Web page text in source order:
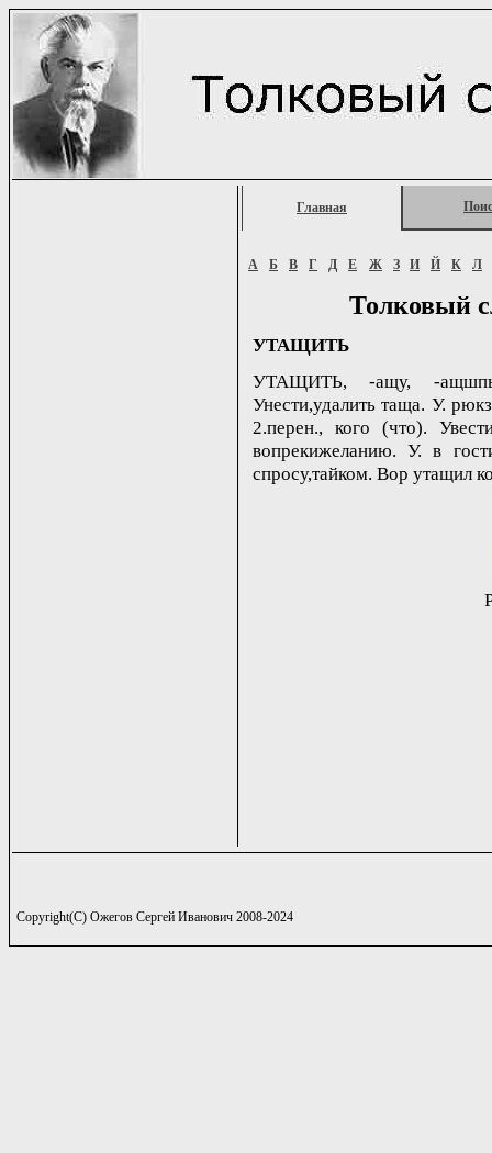
Главная
А Б В Г Д Е Ж З И Й К Л
Толковый
УТАЩИТЬ
УТАЩИТЬ, -ащу, -
Унести,удалить таща. У.
2.перен., кого (что).
вопрекижеланию. У. в
спросу,тайком. Вор утащил
Copyright(C) Ожегов Сергей Иванович 2008-2024